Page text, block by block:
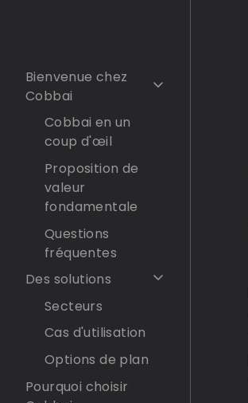
Bienvenue chez
Cobbai
Cobbai en un
coup d'œil
Proposition de
valeur
fondamentale
Questions
fréquentes
Des solutions
Secteurs
Cas d'utilisation
Options de plan
Pourquoi choisir